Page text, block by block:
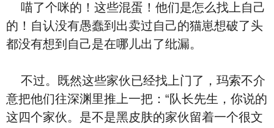
喵了个咪的！这些混蛋！他们是怎么找上自己
的！自认没有愚蠢到出卖过自己的猫崽想破了头
都没有想到自己是在哪儿出了纰漏。
不过。既然这些家伙已经找上门了，玛索不介
意把他们往深渊里推上一把：“队长先生，你说的
这四个家伙。是不是黑皮肤的家伙留着一个很文